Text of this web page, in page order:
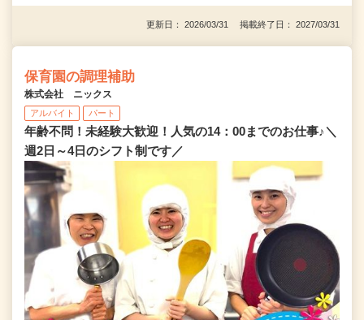
更新日： 2026/03/31 掲載終了日： 2027/03/31
保育園の調理補助
株式会社 ニックス
アルバイト パート
年齢不問！未経験大歓迎！人気の14：00までのお仕事♪＼
週2日～4日のシフト制です／